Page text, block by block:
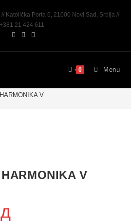
Katolička Porta 6, 21000 Novi Sad, Srbija //
+381 21 424 611
0 Menu
V
V